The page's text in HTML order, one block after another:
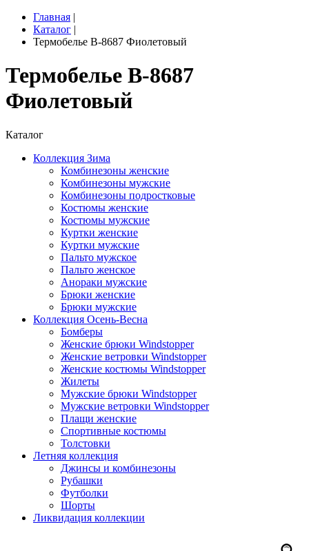
Главная |
Каталог |
Термобелье B-8687 Фиолетовый
Термобелье B-8687
Фиолетовый
Каталог
Коллекция Зима
Комбинезоны женские
Комбинезоны мужские
Комбинезоны подростковые
Костюмы женские
Костюмы мужские
Куртки женские
Куртки мужские
Пальто мужское
Пальто женское
Анораки мужские
Брюки женские
Брюки мужские
Коллекция Осень-Весна
Бомберы
Женские брюки Windstopper
Женские ветровки Windstopper
Женские костюмы Windstopper
Жилеты
Мужские брюки Windstopper
Мужские ветровки Windstopper
Плащи женские
Спортивные костюмы
Толстовки
Летняя коллекция
Джинсы и комбинезоны
Рубашки
Футболки
Шорты
Ликвидация коллекции